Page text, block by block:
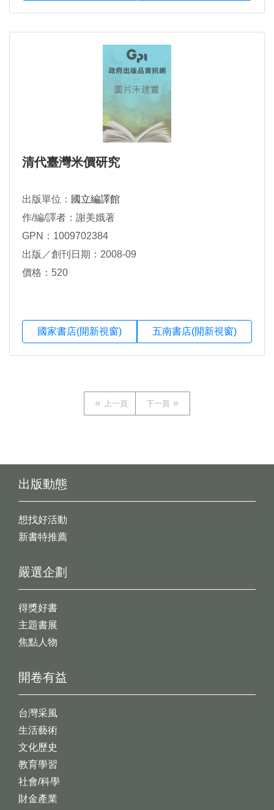
清代臺灣米價研究
出版單位： 國立編譯館
作/編/譯者：謝美娥著
GPN：1009702384
出版／創刊日期：2008-09
價格：520
國家書店(開新視窗) 五南書店(開新視窗)
上一頁 下一頁
出版動態
想找好活動
新書特推薦
開卷有益
台灣采風
生活藝術
文化歷史
教育學習
社會/科學
財金產業
嚴選企劃
得獎好書
主題書展
焦點人物